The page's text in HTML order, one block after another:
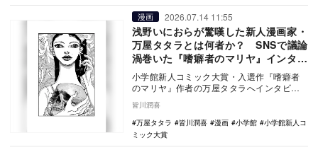
漫画 2026.07.14 11:55
浅野いにおらが驚嘆した新人漫画家・
万屋タタラとは何者か？ SNSで議論
渦巻いた『嗜癖者のマリヤ』インタビ
ュー
小学館新人コミック大賞・入選作『嗜癖者
のマリヤ』作者の万屋タタラへインタビュ
ー。審査員をも唸らせた怪作の舞台裏を聞
く
皆川潤喜
万屋タタラ
皆川潤喜 漫画 小学館
小学館新人コ
ミック大賞